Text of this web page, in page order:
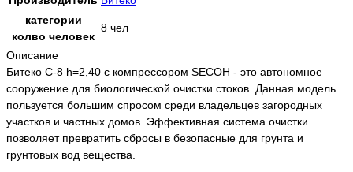
категории
колво человек
8 чел
Описание
Битеко С-8 h=2,40 с компрессором SECOH - это автономное
сооружение для биологической очистки стоков. Данная модель
пользуется большим спросом среди владельцев загородных
участков и частных домов. Эффективная система очистки
позволяет превратить сбросы в безопасные для грунта и
грунтовых вод вещества.